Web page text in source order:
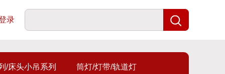
录
/床头小吊系列 筒灯/灯带/轨道灯